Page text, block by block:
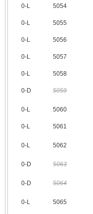
0‑L 5054
0‑L 5055
0‑L 5056
0‑L 5057
0‑L 5058
0‑D 5059
0‑L 5060
0‑L 5061
0‑L 5062
0‑D 5063
0‑D 5064
0‑L 5065